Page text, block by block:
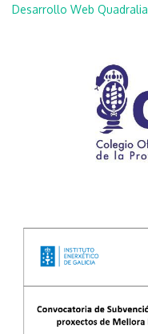
Desarrollo Web Quadralia